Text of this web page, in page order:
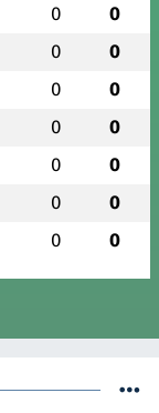
0 0
0 0
0 0
0 0
0 0
0 0
0 0